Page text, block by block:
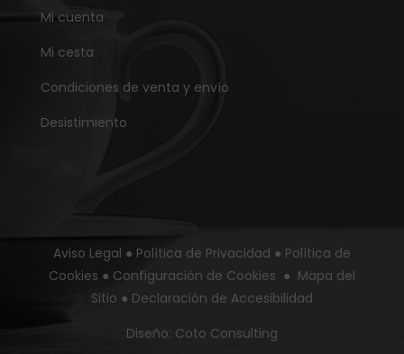
Mi cuenta
Mi cesta
Condiciones de venta y envío
Desistimiento
Aviso Legal ● Política de Privacidad ● Política de
Cookies ● Configuración de Cookies ● Mapa del
Sitio ● Declaración de Accesibilidad
Diseño: Coto Consulting